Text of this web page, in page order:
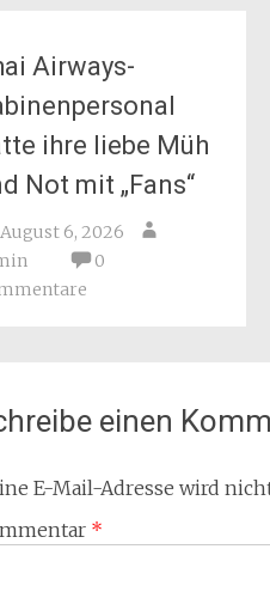
Airways-
ihre liebe Müh
Not mit „Fans“
August 6, 2026
0
einen
E-Mail-Adresse wird
*